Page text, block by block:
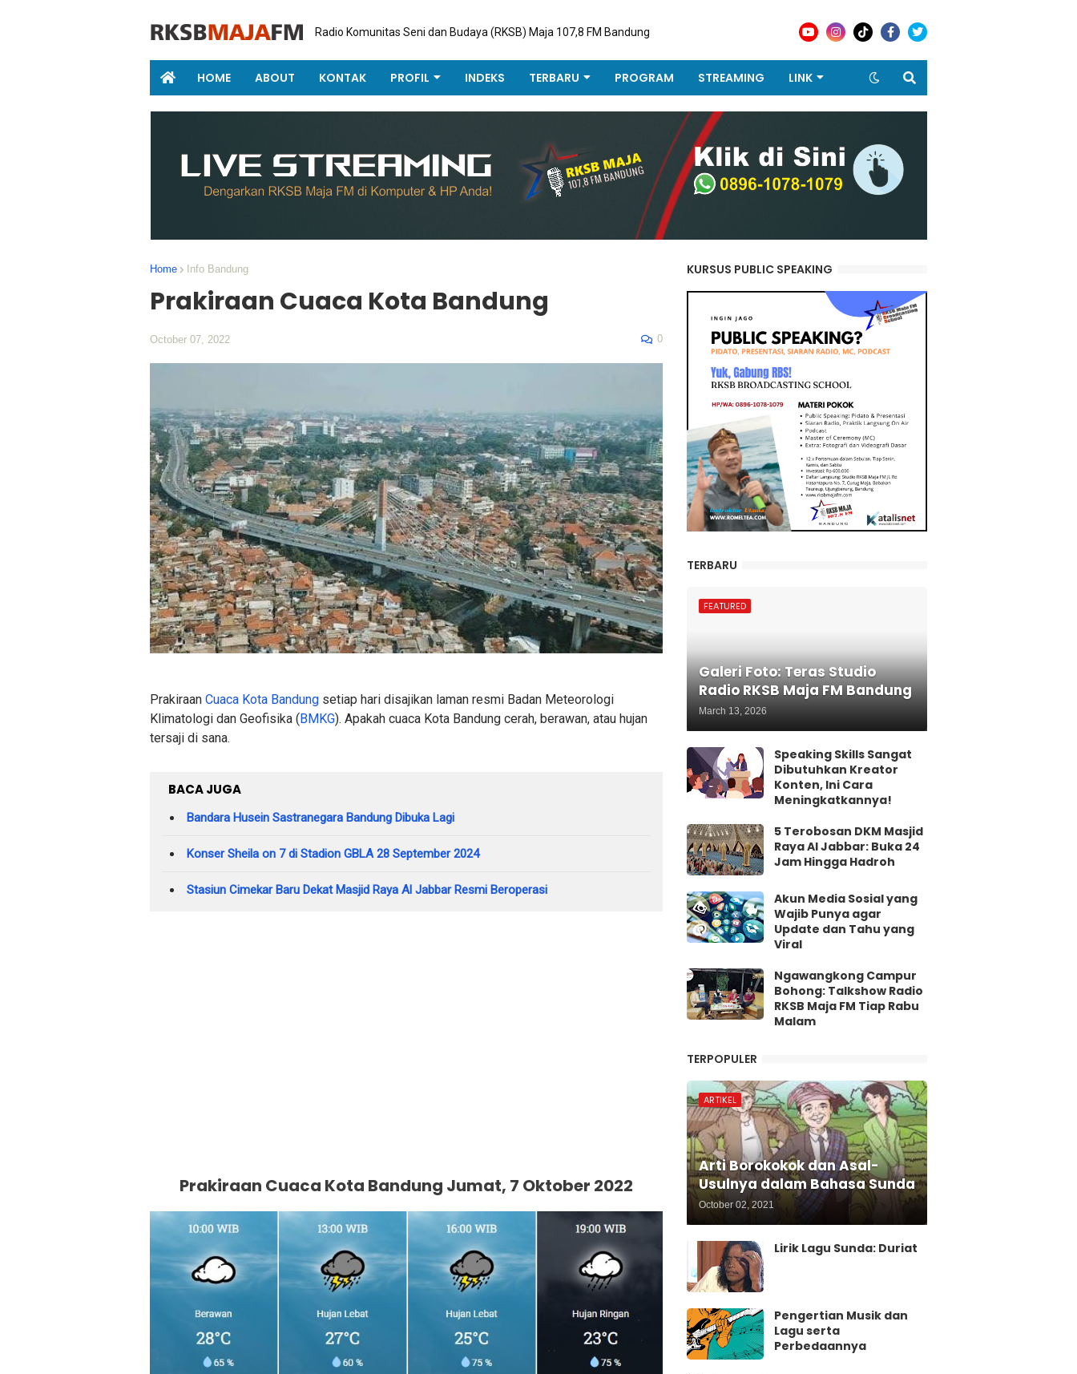
Radio Komunitas Seni dan Budaya (RKSB) Maja 107,8 FM Bandung
HOME ABOUT KONTAK PROFIL INDEKS TERBARU PROGRAM STREAMING LINK
Home Info Bandung
Prakiraan Cuaca Kota Bandung
October 07, 2022 0
Prakiraan Cuaca Kota Bandung setiap hari disajikan laman resmi Badan Meteorologi
Klimatologi dan Geofisika (BMKG). Apakah cuaca Kota Bandung cerah, berawan, atau hujan
tersaji di sana.
BACA JUGA
Bandara Husein Sastranegara Bandung Dibuka Lagi
Konser Sheila on 7 di Stadion GBLA 28 September 2024
Stasiun Cimekar Baru Dekat Masjid Raya Al Jabbar Resmi Beroperasi
Prakiraan Cuaca Kota Bandung Jumat, 7 Oktober 2022
KURSUS PUBLIC SPEAKING
TERBARU
FEATURED
Galeri Foto: Teras Studio
Radio RKSB Maja FM Bandung
March 13, 2026
Speaking Skills Sangat
Dibutuhkan Kreator
Konten, Ini Cara
Meningkatkannya!
5 Terobosan DKM Masjid
Raya Al Jabbar: Buka 24
Jam Hingga Hadroh
Akun Media Sosial yang
Wajib Punya agar
Update dan Tahu yang
Viral
Ngawangkong Campur
Bohong: Talkshow Radio
RKSB Maja FM Tiap Rabu
Malam
TERPOPULER
ARTIKEL
Arti Borokokok dan Asal-
Usulnya dalam Bahasa Sunda
October 02, 2021
Lirik Lagu Sunda: Duriat
Pengertian Musik dan
Lagu serta
Perbedaannya